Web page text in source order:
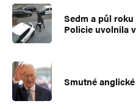
Hezký den a omluvte
poloruštinu…
Já jsem Čech a moji
Slováci…
Takže za mě ať si pan
na Slováč… to je fakt
Sedm a půl roku
Policie uvolnila
Smutné